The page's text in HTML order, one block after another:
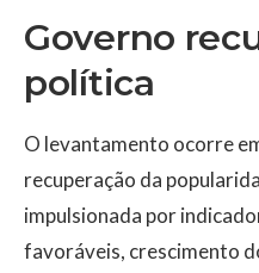
Governo
política
O levantamento ocorre
recuperação da
impulsionada por
favoráveis, crescimento